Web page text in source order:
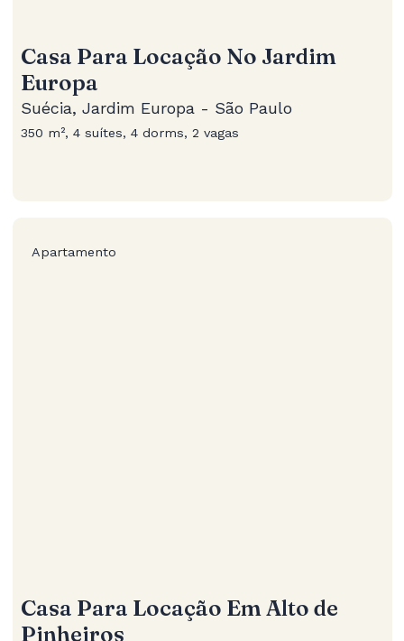
Casa Para Locação No Jardim
Europa
Suécia, Jardim Europa - São Paulo
350 m², 4 suítes, 4 dorms, 2 vagas
Apartamento
Casa Para Locação Em Alto de
Pinheiros